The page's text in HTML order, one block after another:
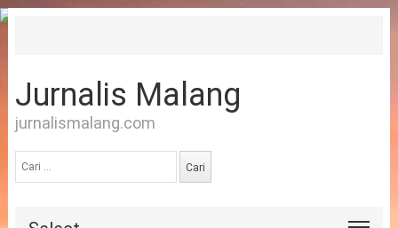
Jurnalis Malang
jurnalismalang.com
untuk: